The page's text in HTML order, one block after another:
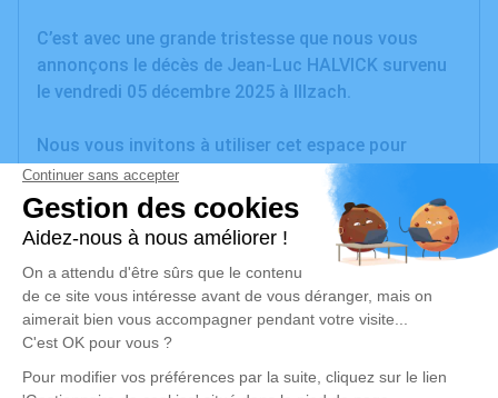
C’est avec une grande tristesse que nous vous
annonçons le décès de Jean-Luc HALVICK survenu
le vendredi 05 décembre 2025 à Illzach.
Nous vous invitons à utiliser cet espace pour
laisser vos condoléances, partager des photos
souvenirs, une anecdote ou exprimer vos pensées à
travers des poèmes ou des textes. Cet endroit est
un lieu d'expression dédié à honorer la mémoire de
Jean-Luc HALVICK.